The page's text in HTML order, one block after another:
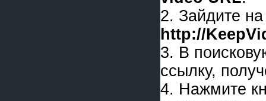
2. Зайдите на
http://
3. В
ссылку,
4. Нажмите